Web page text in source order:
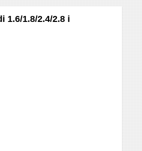
1.6/1.8/2.4/2.8 i